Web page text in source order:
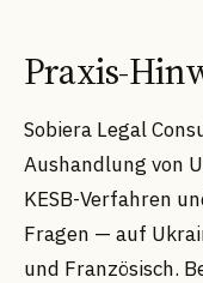
Praxis-
Sobiera Legal
Aushandlung von
KESB-Verfahren
Fragen — auf
und Französisch.